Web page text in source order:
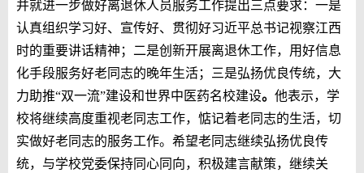
并就进一步做好离退休人员服务工作提出三点要求：一是
认真组织学习好、宣传好、贯彻好习近平总书记视察江西
时的重要讲话精神；二是创新开展离退休工作，用好信息
化手段服务好老同志的晚年生活；三是弘扬优良传统，大
力助推“双一流”建设和世界中医药名校建设。 他表示，学
校将继续高度重视老同志工作，惦记着老同志的生活，切
实做好老同志的服务工作。希望老同志继续弘扬优良传
统，与学校党委保持同心同向，积极建言献策，继续关